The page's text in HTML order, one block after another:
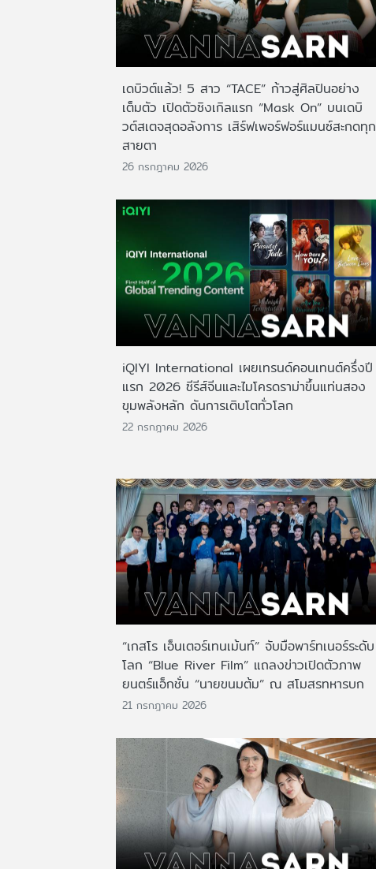
เดบิวต์แล้ว! 5 สาว “TACE” ก้าวสู่ศิลปินอย่าง
เต็มตัว เปิดตัวซิงเกิลแรก “Mask On” บนเดบิ
วต์สเตจสุดอลังการ เสิร์ฟเพอร์ฟอร์แมนซ์สะกดทุก
สายตา
26 กรกฎาคม 2026
iQIYI International เผยเทรนด์คอนเทนต์ครึ่งปี
แรก 2026 ซีรีส์จีนและไมโครดราม่าขึ้นแท่นสอง
ขุมพลังหลัก ดันการเติบโตทั่วโลก
22 กรกฎาคม 2026
“เกสโร เอ็นเตอร์เทนเม้นท์” จับมือพาร์ทเนอร์ระดับ
โลก “Blue River Film” แถลงข่าวเปิดตัวภาพ
ยนตร์แอ็กชั่น “นายขนมต้ม” ณ สโมสรทหารบก
21 กรกฎาคม 2026